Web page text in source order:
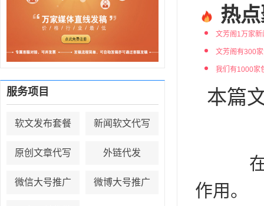
服务项目
软文发布套餐 新闻软文代写
原创文章代写 外链代发
微信大号推广 微博大号推广
热
文芳阁1万家
文芳阁有300
我们有1000家
本篇
在
作用。